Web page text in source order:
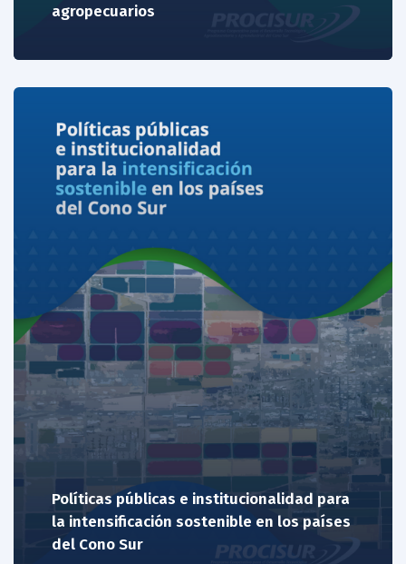
agropecuarios
Políticas públicas e institucionalidad para
la intensificación sostenible en los países
del Cono Sur